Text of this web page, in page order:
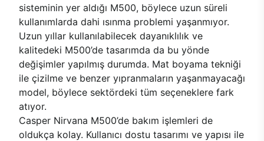
sisteminin yer aldığı M500, böylece uzun süreli
kullanımlarda dahi ısınma problemi yaşanmıyor.
Uzun yıllar kullanılabilecek dayanıklılık ve
kalitedeki M500’de tasarımda da bu yönde
değişimler yapılmış durumda. Mat boyama tekniği
ile çizilme ve benzer yıpranmaların yaşanmayacağı
model, böylece sektördeki tüm seçeneklere fark
atıyor.
Casper Nirvana M500’de bakım işlemleri de
oldukça kolay. Kullanıcı dostu tasarımı ve yapısı ile